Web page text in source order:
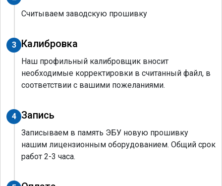
Считываем заводскую прошивку
3 Калибровка
Наш профильный калибровщик вносит
необходимые корректировки в считанный файл, в
соответствии с вашими пожеланиями.
4 Запись
Записываем в память ЭБУ новую прошивку
нашим лицензионным оборудованием. Общий срок
работ 2-3 часа.